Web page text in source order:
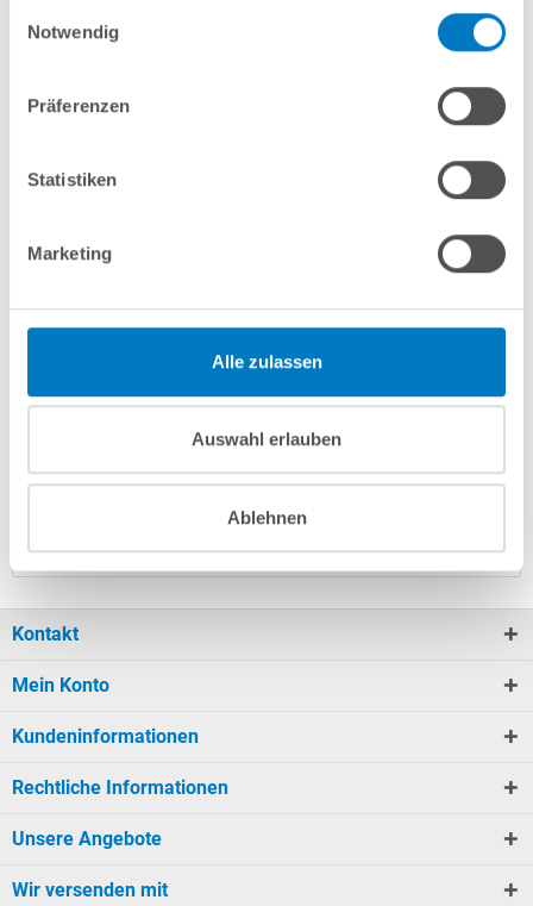
Notwendig
Präferenzen
Statistiken
Marketing
Alle zulassen
Auswahl erlauben
Ablehnen
Anfrageformular
Produktbeschreibung
Kontakt
Mein Konto
Kundeninformationen
Rechtliche Informationen
Unsere Angebote
Wir versenden mit